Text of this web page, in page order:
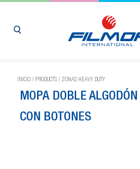
INICIO / PRODUCTS / ZONAS HEAVY DUTY
MOPA DOBLE
CON BOTONES